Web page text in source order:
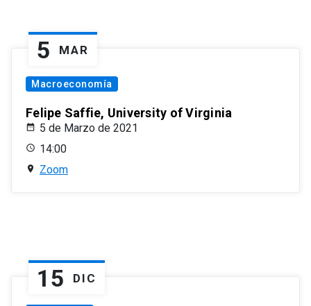
5 MAR
Macroeconomía
Felipe Saffie, University of Virginia
5 de Marzo de 2021
14:00
Zoom
15 DIC